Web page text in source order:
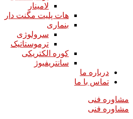
لامینار​​​​​​​
هات پلیت مگنت دار​​​​​​​
بنماری
سرولوژی
ترموستاتیک
کوره الکتریکی
سانتریفیوژ
درباره ما
تماس با ما
مشاوره فنی
مشاوره فنی